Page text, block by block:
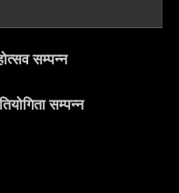
सम्पन्न
सम्पन्न